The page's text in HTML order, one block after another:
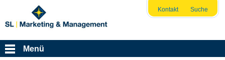
Kontakt Suche
Menü